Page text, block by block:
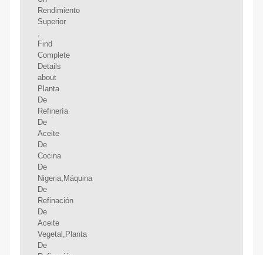
Rendimiento
Superior
,
Find
Complete
Details
about
Planta
De
Refinería
De
Aceite
De
Cocina
De
Nigeria,Máquina
De
Refinación
De
Aceite
Vegetal,Planta
De